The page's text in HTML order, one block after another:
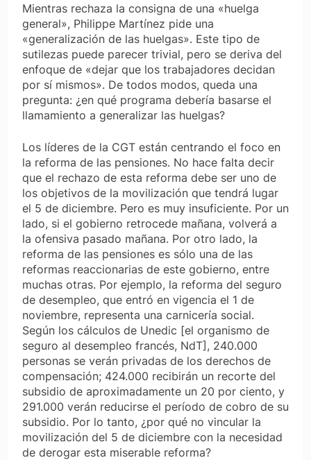
Mientras rechaza la consigna de una «huelga
general», Philippe Martínez pide una
«generalización de las huelgas». Este tipo de
sutilezas puede parecer trivial, pero se deriva del
enfoque de «dejar que los trabajadores decidan
por sí mismos». De todos modos, queda una
pregunta: ¿en qué programa debería basarse el
llamamiento a generalizar las huelgas?
Los líderes de la CGT están centrando el foco en
la reforma de las pensiones. No hace falta decir
que el rechazo de esta reforma debe ser uno de
los objetivos de la movilización que tendrá lugar
el 5 de diciembre. Pero es muy insuficiente. Por un
lado, si el gobierno retrocede mañana, volverá a
la ofensiva pasado mañana. Por otro lado, la
reforma de las pensiones es sólo una de las
reformas reaccionarias de este gobierno, entre
muchas otras. Por ejemplo, la reforma del seguro
de desempleo, que entró en vigencia el 1 de
noviembre, representa una carnicería social.
Según los cálculos de Unedic [el organismo de
seguro al desempleo francés, NdT], 240.000
personas se verán privadas de los derechos de
compensación; 424.000 recibirán un recorte del
subsidio de aproximadamente un 20 por ciento, y
291.000 verán reducirse el período de cobro de su
subsidio. Por lo tanto, ¿por qué no vincular la
movilización del 5 de diciembre con la necesidad
de derogar esta miserable reforma?